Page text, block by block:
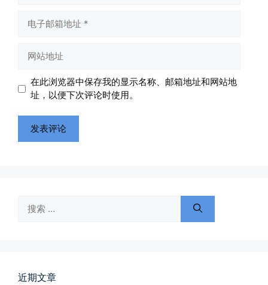
址
址
在此浏览器中保存我的显示名称、邮箱地址和网站地
址，以便下次评论时使用。
索：
近期文章